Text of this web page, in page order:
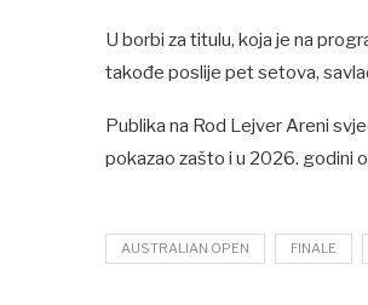
U borbi za titulu, koja je na
takođe poslije pet setova,
Publika na Rod Lejver Areni
pokazao zašto i u 2026. godini
AUSTRALIAN OPEN FINALE